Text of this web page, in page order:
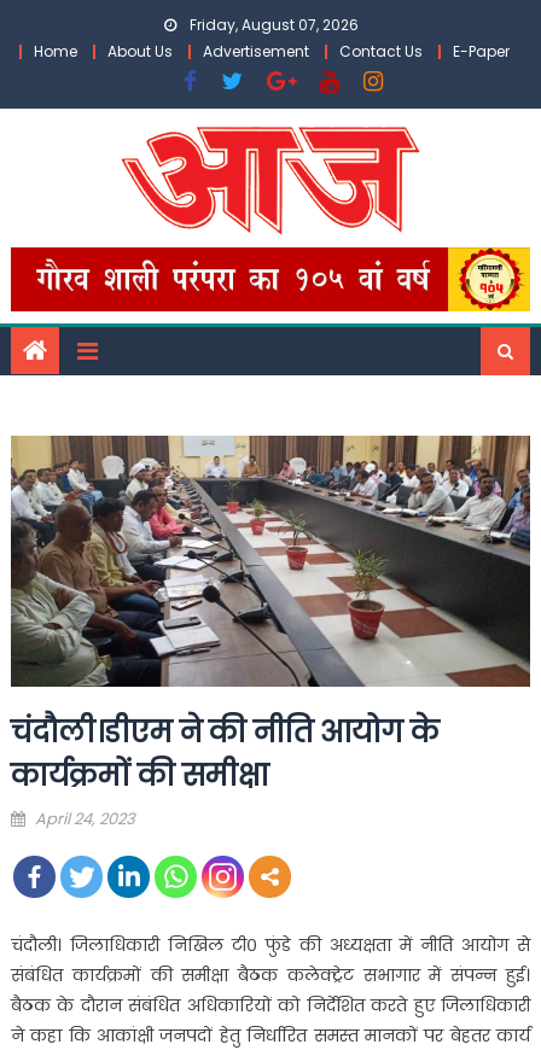
Friday, August 07, 2026
Home
About Us Advertisement Contact Us E-Paper
चंदौली।डीएम ने की नीति आयोग के
कार्यक्रमों की समीक्षा
Posted
April 24, 2023
चंदौली। जिलाधिकारी निखिल टी० फुंडे की अध्यक्षता में नीति आयोग से
संबंधित कार्यक्रमों की समीक्षा बैठक कलेक्ट्रेट सभागार में संपन्न हुई।
बैठक के दौरान संबंधित अधिकारियों को निर्देशित करते हुए जिलाधिकारी
ने कहा कि आकांक्षी जनपदों हेतु निर्धारित समस्त मानकों पर बेहतर कार्य